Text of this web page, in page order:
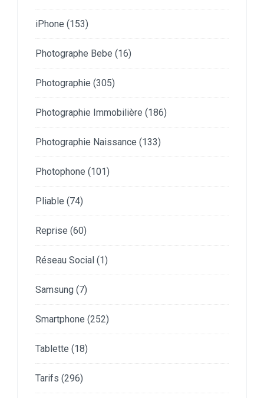
iPhone (153)
Photographe Bebe (16)
Photographie (305)
Photographie Immobilière (186)
Photographie Naissance (133)
Photophone (101)
Pliable (74)
Reprise (60)
Réseau Social (1)
Samsung (7)
Smartphone (252)
Tablette (18)
Tarifs (296)